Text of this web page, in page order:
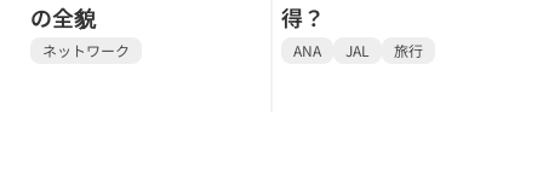
の全貌
ネットワーク
得？
ANA JAL 旅行